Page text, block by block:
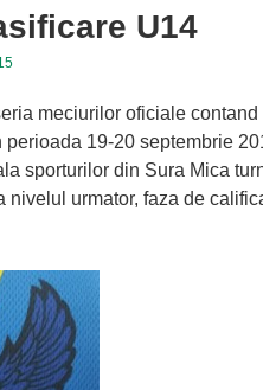
U14
meciurilor oficiale
perioada 19-20 septembrie
sporturilor din Sura Mica
nivelul urmator, faza de